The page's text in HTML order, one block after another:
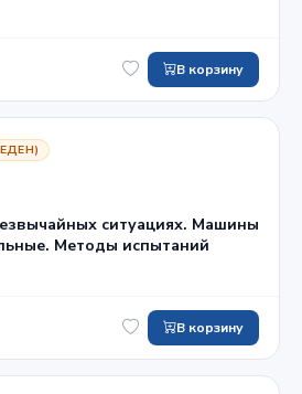
В корзину
ситуациях. Машины
Методы испытаний
В корзину